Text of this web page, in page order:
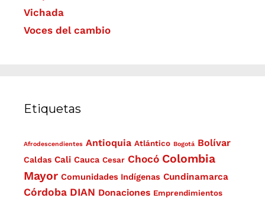
Vichada
Voces del cambio
Etiquetas
Afrodescendientes Antioquia Atlántico Bogotá Bolívar
Caldas Cali Cauca Cesar Chocó Colombia
Mayor Comunidades Indígenas Cundinamarca
Córdoba DIAN Donaciones Emprendimientos